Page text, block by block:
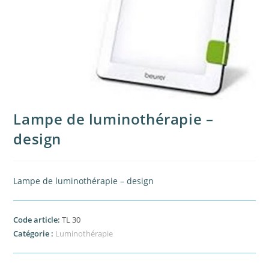
Lampe de luminothérapie –
design
Lampe de luminothérapie – design
Code article:TL 30
Catégorie : Luminothérapie